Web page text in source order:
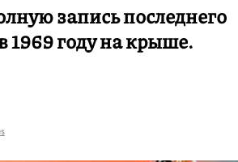
запись последнего
1969 году на крыше.